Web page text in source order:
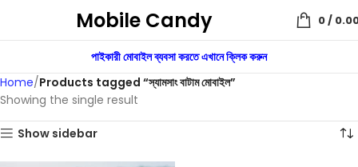
Mobile Candy 0/
পাইকারী মোবাইল ব্যবসা করতে এখানে ক্লিক করুন
Home Products tagged “স্যামসাং বাটাম মোবাইল”
Showing the single result
Show sidebar